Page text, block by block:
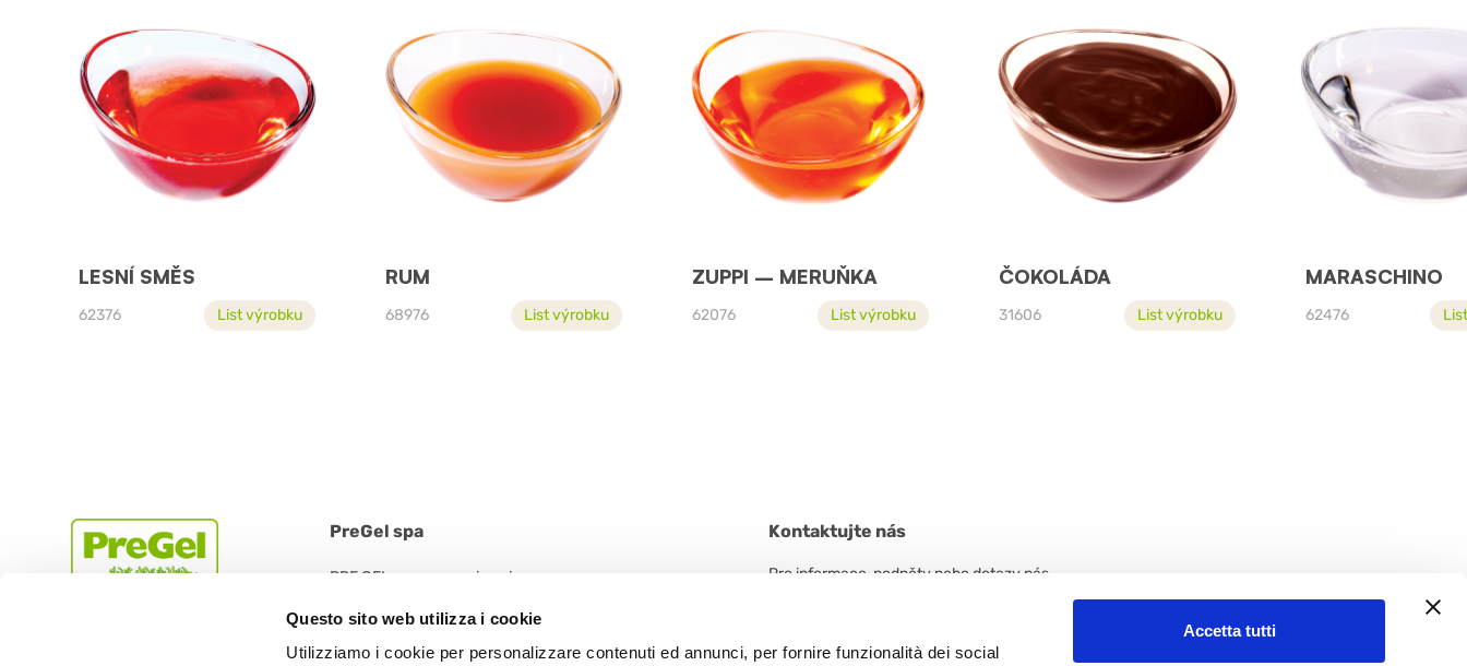
Questo sito web utilizza i cookie
Utilizziamo i cookie per personalizzare contenuti ed annunci, per fornire funzionalità dei social
Accetta tutti
LESNÍ SMĚS
62376 List výrobku
RUM
68976 List výrobku
ZUPPI – MERUŇKA
62076 List výrobku
ČOKOLÁDA
31606 List výrobku
MARASCHINO
62476
PreGel spa
PRE GEL spa con socio unico
Kontaktujte nás
Pro informace, podněty nebo dotazy nás
KONTAKTUJTE NÁS